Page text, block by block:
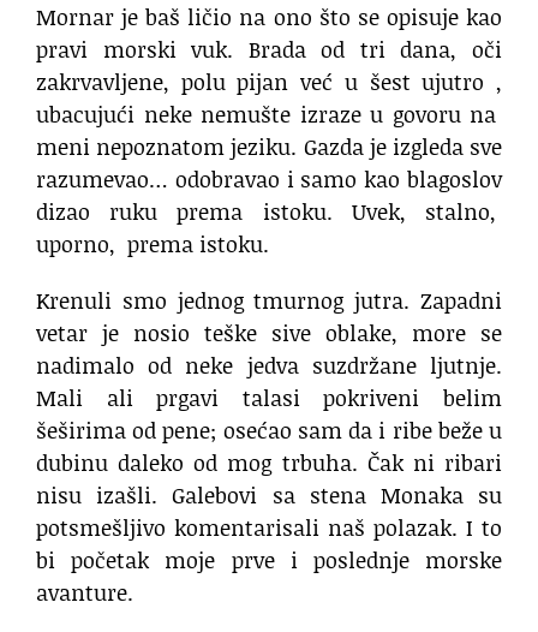
Mornar je baš ličio na ono što se opisuje kao
pravi morski vuk. Brada od tri dana, oči
zakrvavljene, polu pijan već u šest ujutro ,
ubacujući neke nemušte izraze u govoru na
meni nepoznatom jeziku. Gazda je izgleda sve
razumevao… odobravao i samo kao blagoslov
dizao ruku prema istoku. Uvek, stalno,
uporno, prema istoku.
Krenuli smo jednog tmurnog jutra. Zapadni
vetar je nosio teške sive oblake, more se
nadimalo od neke jedva suzdržane ljutnje.
Mali ali prgavi talasi pokriveni belim
šeširima od pene; osećao sam da i ribe beže u
dubinu daleko od mog trbuha. Čak ni ribari
nisu izašli. Galebovi sa stena Monaka su
potsmešljivo komentarisali naš polazak. I to
bi početak moje prve i poslednje morske
avanture.